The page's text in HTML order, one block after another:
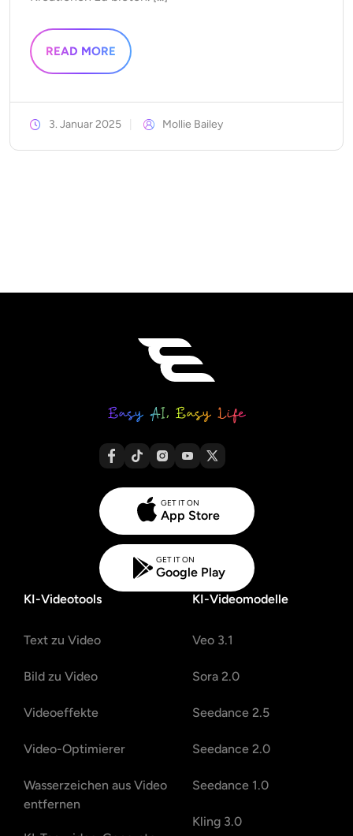
READ MORE
3. Januar 2025 Mollie Bailey
GET IT ON
App Store
GET IT ON
Google Play
KI-Videotools
Text zu Video
Bild zu Video
Videoeffekte
Video-Optimierer
Wasserzeichen aus Video
entfernen
KI-Videomodelle
Veo 3.1
Sora 2.0
Seedance 2.5
Seedance 2.0
Seedance 1.0
Kling 3.0